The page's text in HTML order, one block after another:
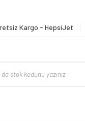
Kargo - HepsiJet